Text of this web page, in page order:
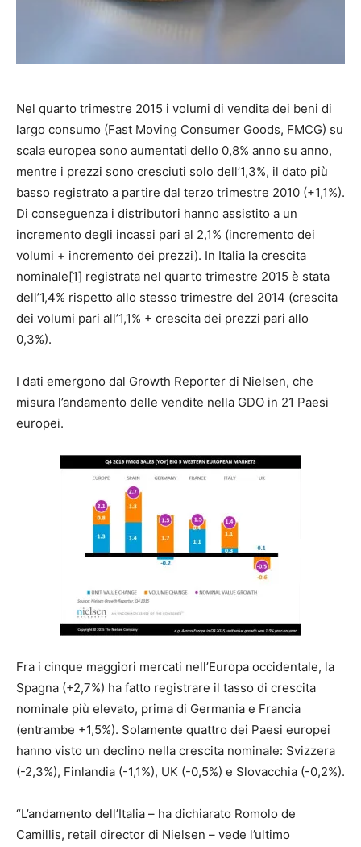
Nel quarto trimestre 2015 i volumi di vendita dei beni di
largo consumo (Fast Moving Consumer Goods, FMCG) su
scala europea sono aumentati dello 0,8% anno su anno,
mentre i prezzi sono cresciuti solo dell’1,3%, il dato più
basso registrato a partire dal terzo trimestre 2010 (+1,1%).
Di conseguenza i distributori hanno assistito a un
incremento degli incassi pari al 2,1% (incremento dei
volumi + incremento dei prezzi). In Italia la crescita
nominale[1] registrata nel quarto trimestre 2015 è stata
dell’1,4% rispetto allo stesso trimestre del 2014 (crescita
dei volumi pari all’1,1% + crescita dei prezzi pari allo
0,3%).
I dati emergono dal Growth Reporter di Nielsen, che
misura l’andamento delle vendite nella GDO in 21 Paesi
europei.
Fra i cinque maggiori mercati nell’Europa occidentale, la
Spagna (+2,7%) ha fatto registrare il tasso di crescita
nominale più elevato, prima di Germania e Francia
(entrambe +1,5%). Solamente quattro dei Paesi europei
hanno visto un declino nella crescita nominale: Svizzera
(-2,3%), Finlandia (-1,1%), UK (-0,5%) e Slovacchia (-0,2%).
“L’andamento dell’Italia – ha dichiarato Romolo de
Camillis, retail director di Nielsen – vede l’ultimo